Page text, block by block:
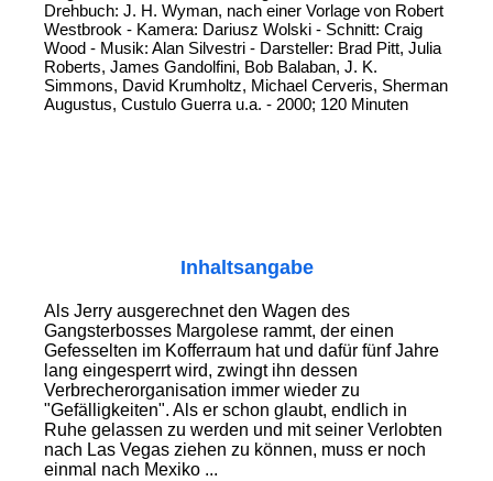
Drehbuch: J. H. Wyman, nach einer Vorlage von Robert
Westbrook - Kamera: Dariusz Wolski - Schnitt: Craig
Wood - Musik: Alan Silvestri - Darsteller: Brad Pitt, Julia
Roberts, James Gandolfini, Bob Balaban, J. K.
Simmons, David Krumholtz, Michael Cerveris, Sherman
Augustus, Custulo Guerra u.a. - 2000; 120 Minuten
Inhaltsangabe
Als Jerry ausgerechnet den Wagen des
Gangsterbosses Margolese rammt, der einen
Gefesselten im Kofferraum hat und dafür fünf Jahre
lang eingesperrt wird, zwingt ihn dessen
Verbrecherorganisation immer wieder zu
"Gefälligkeiten". Als er schon glaubt, endlich in
Ruhe gelassen zu werden und mit seiner Verlobten
nach Las Vegas ziehen zu können, muss er noch
einmal nach Mexiko ...